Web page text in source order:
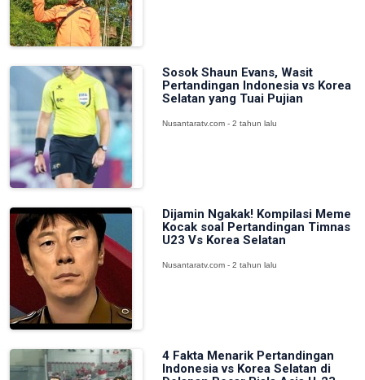
Sosok Shaun Evans, Wasit
Pertandingan Indonesia vs Korea
Selatan yang Tuai Pujian
Nusantaratv.com - 2 tahun lalu
Dijamin Ngakak! Kompilasi Meme
Kocak soal Pertandingan Timnas
U23 Vs Korea Selatan
Nusantaratv.com - 2 tahun lalu
4 Fakta Menarik Pertandingan
Indonesia vs Korea Selatan di